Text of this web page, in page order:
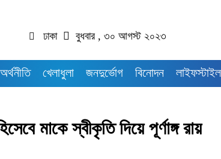
ঢাকা বুধবার , ৩০ আগস্ট ২০২৩
অর্থনীতি খেলাধুলা জনদুর্ভোগ বিনোদন লাইফস্টাইল
মাকে স্বীকৃতি দিয়ে পূর্ণাঙ্গ রায়